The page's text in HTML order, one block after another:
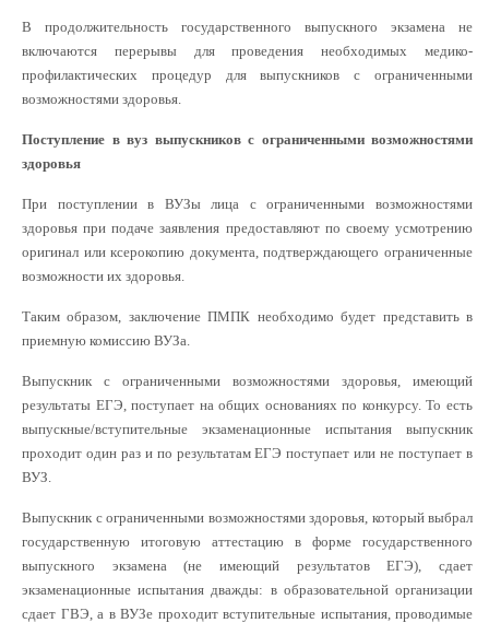
В продолжительность государственного выпускного экзамена не
включаются перерывы для проведения необходимых медико-
профилактических процедур для выпускников с ограниченными
возможностями здоровья.
Поступление в вуз выпускников с ограниченными возможностями
здоровья
При поступлении в ВУЗы лица с ограниченными возможностями
здоровья при подаче заявления предоставляют по своему усмотрению
оригинал или ксерокопию документа, подтверждающего ограниченные
возможности их здоровья.
Таким образом, заключение ПМПК необходимо будет представить в
приемную комиссию ВУЗа.
Выпускник с ограниченными возможностями здоровья, имеющий
результаты ЕГЭ, поступает на общих основаниях по конкурсу. То есть
выпускные/вступительные экзаменационные испытания выпускник
проходит один раз и по результатам ЕГЭ поступает или не поступает в
ВУЗ.
Выпускник с ограниченными возможностями здоровья, который выбрал
государственную итоговую аттестацию в форме государственного
выпускного экзамена (не имеющий результатов ЕГЭ), сдает
экзаменационные испытания дважды: в образовательной организации
сдает ГВЭ, а в ВУЗе проходит вступительные испытания, проводимые